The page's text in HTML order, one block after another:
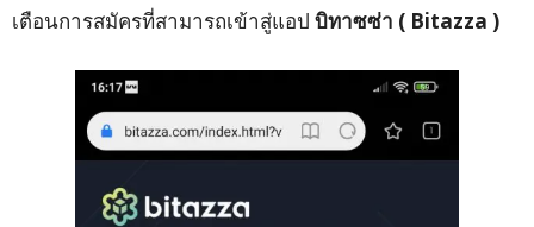
เตือนการสมัครที่สามารถเข้าสู่แอป บิทาซซ่า ( Bitazza )